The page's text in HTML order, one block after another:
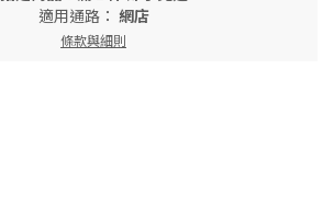
適用通路： 網店
條款與細則